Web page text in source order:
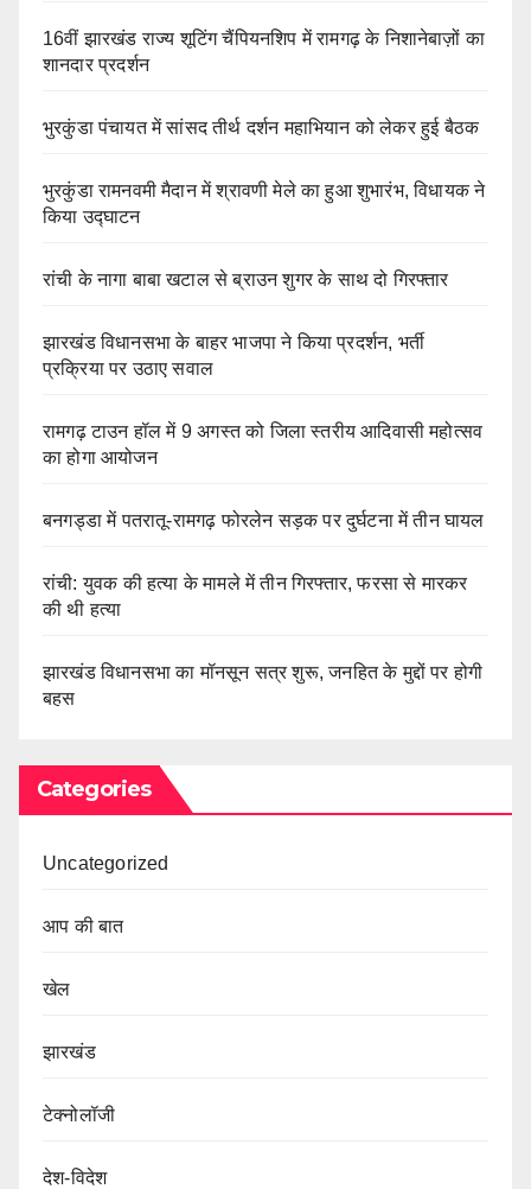
16वीं झारखंड राज्य शूटिंग चैंपियनशिप में रामगढ़ के निशानेबाज़ों का
शानदार प्रदर्शन
भुरकुंडा पंचायत में सांसद तीर्थ दर्शन महाभियान को लेकर हुई बैठक
भुरकुंडा रामनवमी मैदान में श्रावणी मेले का हुआ शुभारंभ, विधायक ने
किया उद्घाटन
रांची के नागा बाबा खटाल से ब्राउन शुगर के साथ दो गिरफ्तार
झारखंड विधानसभा के बाहर भाजपा ने किया प्रदर्शन, भर्ती
प्रक्रिया पर उठाए सवाल
रामगढ़ टाउन हॉल में 9 अगस्त को जिला स्तरीय आदिवासी महोत्सव
का होगा आयोजन
बनगड्डा में पतरातू-रामगढ़ फोरलेन सड़क पर दुर्घटना में तीन घायल
रांची: युवक की हत्या के मामले में तीन गिरफ्तार, फरसा से मारकर
की थी हत्या
झारखंड विधानसभा का मॉनसून सत्र शुरू, जनहित के मुद्दों पर होगी
बहस
Categories
Uncategorized
आप की बात
खेल
झारखंड
टेक्नोलॉजी
देश-विदेश